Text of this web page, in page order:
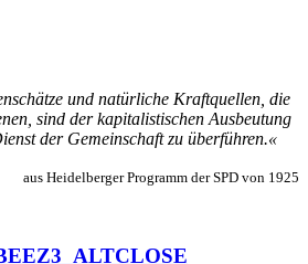
und na­tür­li­che Kraft­quel­len, die
sind der ka­pi­ta­lis­ti­schen Aus­beu­tung
der Ge­mein­schaft zu über­füh­ren.«
aus Heidelberger Programm der SPD von 1925